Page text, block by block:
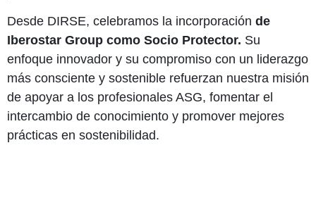
Desde DIRSE, celebramos la incorporación de
Iberostar Group como Socio Protector. Su
enfoque innovador y su compromiso con un liderazgo
más consciente y sostenible refuerzan nuestra misión
de apoyar a los profesionales ASG, fomentar el
intercambio de conocimiento y promover mejores
prácticas en sostenibilidad.